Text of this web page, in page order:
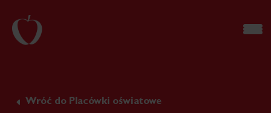
Wróć do Placówki oświatowe